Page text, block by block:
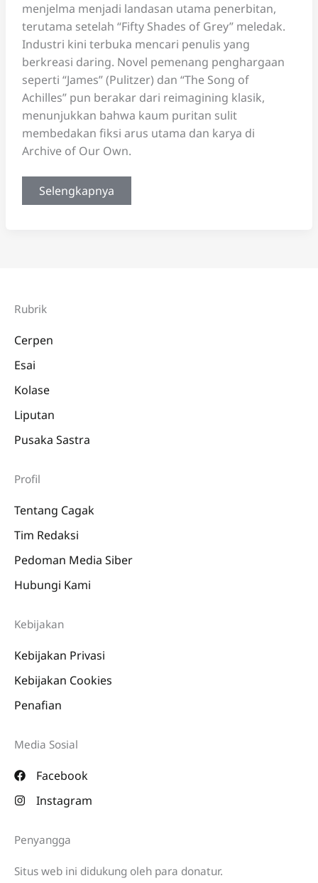
menjelma menjadi landasan utama penerbitan,
terutama setelah “Fifty Shades of Grey” meledak.
Industri kini terbuka mencari penulis yang
berkreasi daring. Novel pemenang penghargaan
seperti “James” (Pulitzer) dan “The Song of
Achilles” pun berakar dari reimagining klasik,
menunjukkan bahwa kaum puritan sulit
membedakan fiksi arus utama dan karya di
Archive of Our Own.
Fiksi
Penggemar:
Selengkapnya
Rubrik
Cerpen
Esai
Kolase
Liputan
Pusaka Sastra
Profil
Tentang Cagak
Tim Redaksi
Pedoman Media Siber
Hubungi Kami
Kebijakan
Kebijakan Privasi
Kebijakan Cookies
Penafian
Media Sosial
Facebook
Instagram
Penyangga
Situs web ini didukung oleh para donatur.